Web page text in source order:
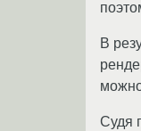
В
Судя